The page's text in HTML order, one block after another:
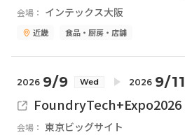
会場： インテックス大阪
近畿 食品・厨房・店舗
2026 9/9 Wed 2026 9/11
FoundryTech+Expo2026
会場： 東京ビッグサイト